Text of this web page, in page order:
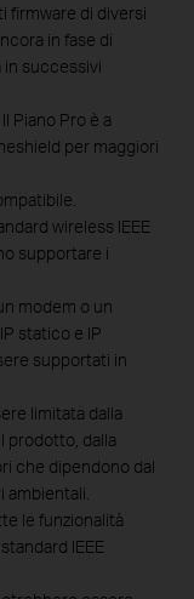
firmware di diversi
in fase di
in successivi
Piano Pro è a
per maggiori
wireless IEEE
supportare i
modem o un
statico e IP
supportati in
limitata dalla
prodotto, dalla
che dipendono dal
le funzionalità
IEEE